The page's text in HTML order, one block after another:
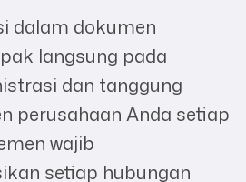
dalam dokumen
langsung pada
dan tanggung
perusahaan Anda setiap
wajib
setiap hubungan